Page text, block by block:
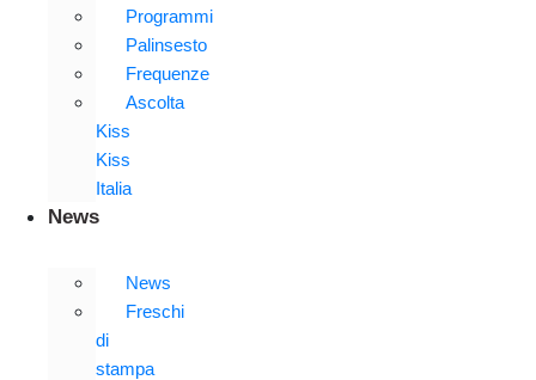
Programmi
Palinsesto
Frequenze
Ascolta
Kiss
Kiss
Italia
News
News
Freschi
di
stampa